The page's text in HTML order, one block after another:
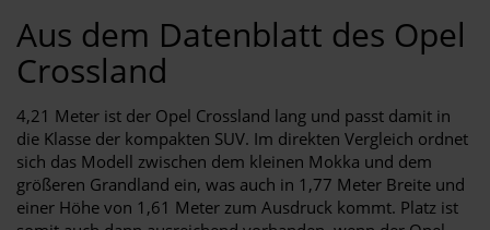
Aus dem Datenblatt des Opel
Crossland
4,21 Meter ist der Opel Crossland lang und passt damit in
die Klasse der kompakten SUV. Im direkten Vergleich ordnet
sich das Modell zwischen dem kleinen Mokka und dem
größeren Grandland ein, was auch in 1,77 Meter Breite und
einer Höhe von 1,61 Meter zum Ausdruck kommt. Platz ist